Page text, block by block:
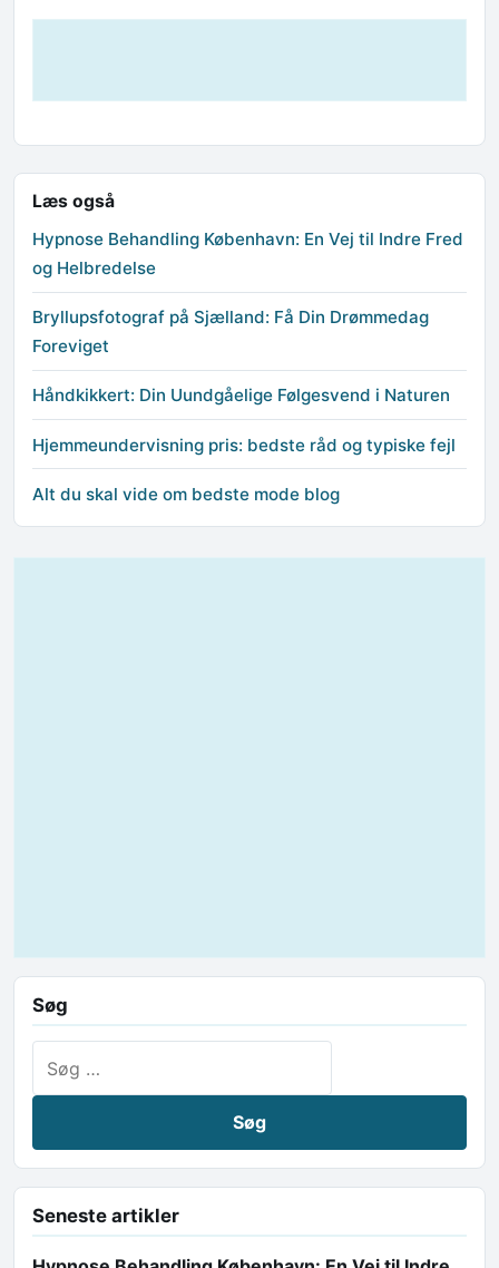
Læs også
Hypnose Behandling København: En Vej til Indre Fred
og Helbredelse
Bryllupsfotograf på Sjælland: Få Din Drømmedag
Foreviget
Håndkikkert: Din Uundgåelige Følgesvend i Naturen
Hjemmeundervisning pris: bedste råd og typiske fejl
Alt du skal vide om bedste mode blog
Søg
Seneste artikler